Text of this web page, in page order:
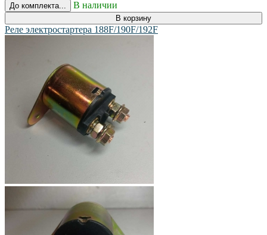
До комплекта... В наличии
В корзину
Реле электростартера 188F/190F/192F